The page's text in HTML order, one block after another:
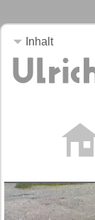
Inhalt